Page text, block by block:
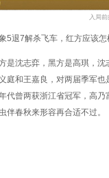
入局
5退7解杀飞车，红方应该怎
是沈志弈，黑方是高琪，
庭和王嘉良，对两届季军
代曾两获浙江省冠军，高
伴春秋来形容再合适不过。